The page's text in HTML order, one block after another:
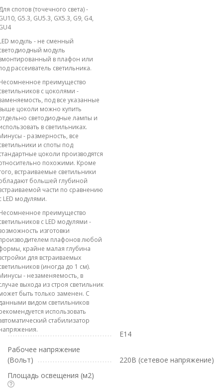
спотов (точечного света) -
G5.3, GU5.3, GX5.3, G9, G4,
модуль - не сменный
модуль
в плафон или
рассеиватель светильника.
преимущество
с цоколями -
под все указанные
цоколи можно купить
светодиодные лампы и
в светильниках.
- размерность, все
и споты под
цоколи производятся
похожими. Кроме
встраиваемые светильники
большей глубиной
части по сравнению
LED модулями.
преимущество
с LED модулями -
изготовки
плафонов любой
крайне малая глубина
для встраиваемых
(иногда до 1 см).
- незаменяемость, в
выхода из строя светильник
быть только заменен. С
видом светильников
использовать
стабилизатор
E14
Рабочее напряжение
(Вольт)
220В (сетевое напряжение)
Площадь освещения (м2)